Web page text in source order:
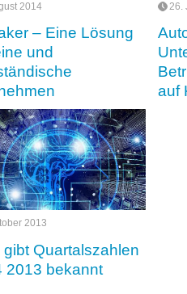
2014
– Eine Lösung
und
26.
auf
2013
gibt Quartalszahlen
2013 bekannt